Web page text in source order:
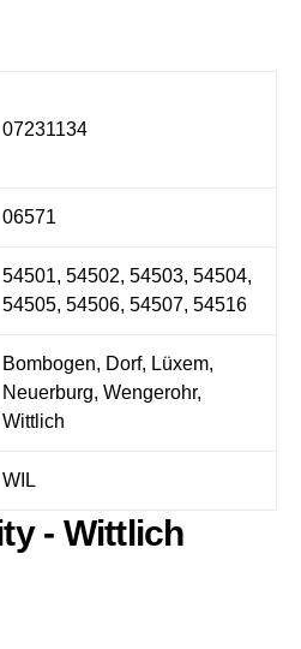
07231134
06571
54501, 54502, 54503, 54504,
54505, 54506, 54507, 54516
Bombogen, Dorf, Lüxem,
Neuerburg, Wengerohr,
Wittlich
WIL
- Wittlich